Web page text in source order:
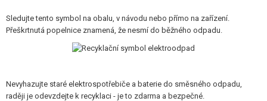
SLEVY, AKCE
Sledujte tento symbol na obalu, v návodu nebo přímo na zařízení.
Přeškrtnutá popelnice znamená, že nesmí do běžného odpadu.
Nevyhazujte staré elektrospotřebiče a baterie do směsného odpadu,
raději je odevzdejte k recyklaci - je to zdarma a bezpečné.